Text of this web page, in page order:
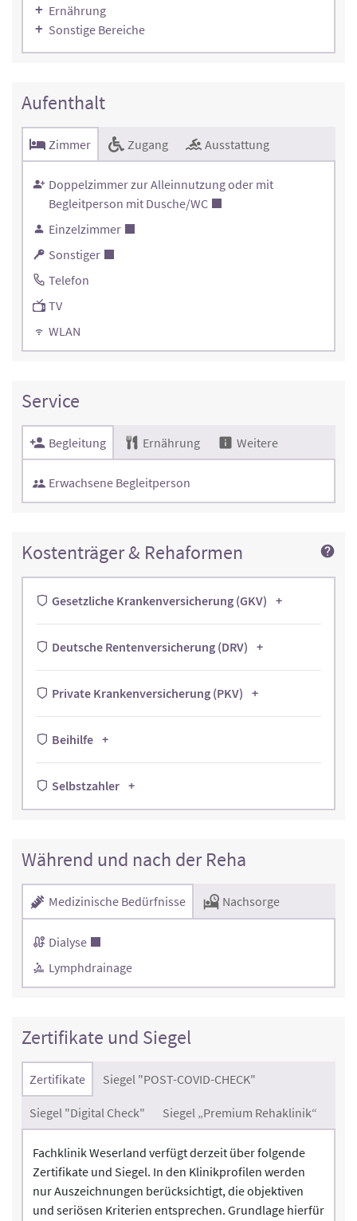
Ernährung
Sonstige Bereiche
Aufenthalt
Zimmer Zugang Ausstattung
Doppelzimmer zur Alleinnutzung oder mit
Begleitperson mit Dusche/WC
Einzelzimmer
Sonstiger
Telefon
TV
WLAN
Service
Begleitung Ernährung Weitere
Erwachsene Begleitperson
Kostenträger & Rehaformen
Gesetzliche Krankenversicherung (GKV)
Deutsche Rentenversicherung (DRV)
Private Krankenversicherung (PKV)
Beihilfe
Selbstzahler
Während und nach der Reha
Medizinische Bedürfnisse Nachsorge
Dialyse
Lymphdrainage
Zertifikate und Siegel
Zertifikate Siegel "POST-COVID-CHECK"
Siegel "Digital Check" Siegel „Premium Rehaklinik“
Fachklinik Weserland verfügt derzeit über folgende
Zertifikate und Siegel. In den Klinikprofilen werden
nur Auszeichnungen berücksichtigt, die objektiven
und seriösen Kriterien entsprechen. Grundlage hierfür